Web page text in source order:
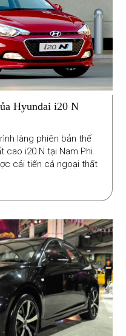
Hyundai i20 N
làng phiên bản thể
Phi.
cải tiến cả ngoại thất